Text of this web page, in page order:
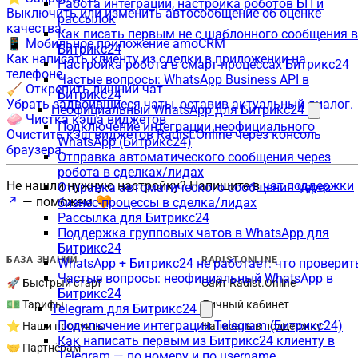
Работа интеграции, настройка роботов БП и
рассылок
Как писать первым не с шаблонного сообщения в
Битрикс24
Настройка робота в смарт-процессах Битрикс24
Частые вопросы: WhatsApp Business API в
Битрикс24
Неофициальный WhatsApp для Битрикс24
Подключение интеграции неофициального
WhatsApp (Битрикс24)
Отправка автоматического сообщения через
робота в сделках/лидах
Отправка автоматического сообщения через
бизнес-процессы в сделка/лидах
Рассылка для Битрикс24
Поддержка групповых чатов в WhatsApp для
Битрикс24
WhatsApp + Битрикс24 не работает: что
Частые вопросы: неофициальный WhatsApp в
Битрикс24
Telegram для Битрикс24
Подключение интеграции Telegram (Битрикс24)
Как написать первым из Битрикс24 клиенту в
Выключить или изменить автосообщение об оценке
качества.
📱 Мобильное приложение amoCRM
Как написать клиенту из сделки в приложении на
телефоне.
🧹 Открепить лишний чат
Убрать задвоившиеся чаты, оставив актуальный диалог.
🧼 Чистка кэша виджетов
Очистить кэш виджетов Radist.Online через консоль
браузера.
Не нашли нужную настройку? Напишите вчат поддержки
— поможем 🧡
БАЗА ЗНАНИЙ
🚀 Быстрый старт
💵 Тарифы
⭐ Наши продукты
🤝 Партнёрам
RADIST.ONLINE
Сайт Radist.Online
Личный кабинет
Написать в поддержку